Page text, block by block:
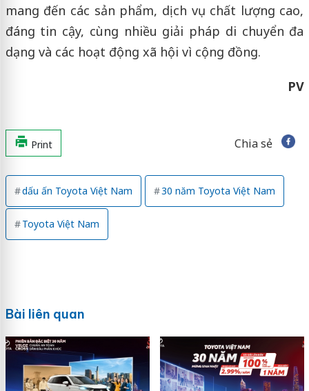
mang đến các sản phẩm, dịch vụ chất lượng cao,
đáng tin cậy, cùng nhiều giải pháp di chuyển đa
dạng và các hoạt động xã hội vì cộng đồng.
PV
Print Chia sẻ
dấu ấn Toyota Việt Nam 30 năm Toyota Việt Nam
Toyota Việt Nam
Bài liên quan